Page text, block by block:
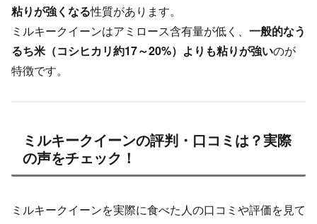
粘りが強くなる性質があります。
ミルキークイーンはアミロース含有量が低く、 一般的なう
るち米（コシヒカリ約17～20%）よりも粘りが強いのが
特徴です。
ミルキークイーンの評判・口コミは？実際
の声をチェック！
ミルキークイーンを実際に食べた人の口コミや評価を見て